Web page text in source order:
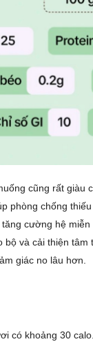
cũng rất
phòng chống
cường hệ
bộ và cải thiện
giác no lâu hơn.
có khoảng 30